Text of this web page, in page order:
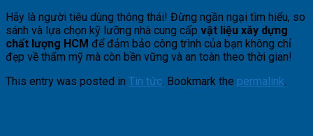
Hãy là người tiêu dùng thông thái! Đừng ngần ngại tìm hiểu, so
sánh và lựa chọn kỹ lưỡng nhà cung cấp vật liệu xây dựng
chất lượng HCM để đảm bảo công trình của bạn không chỉ
đẹp về thẩm mỹ mà còn bền vững và an toàn theo thời gian!
This entry was posted in Tin tức . Bookmark the permalink